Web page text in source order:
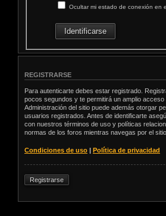
Ocultar mi estado de conexión en
REGISTRARSE
Para autenticarte debes estar registrado.
pocos segundos y te permitirá un amplio acceso
Administración del sitio puede además otorgar
usuarios registrados. Antes de identificarte
con nuestros términos de uso y políticas
normas de los foros mientras navegas por el sitio.
Condiciones de uso Política de privacidad
Registrarse